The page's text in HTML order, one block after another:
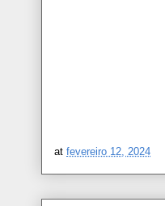
at fevereiro 12, 2024